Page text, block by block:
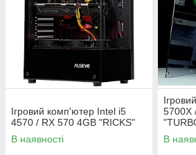
Ігровий комп'ютер Intel i5
4570 / RX 570 4GB "RICKS"
В наявності
5700X
В